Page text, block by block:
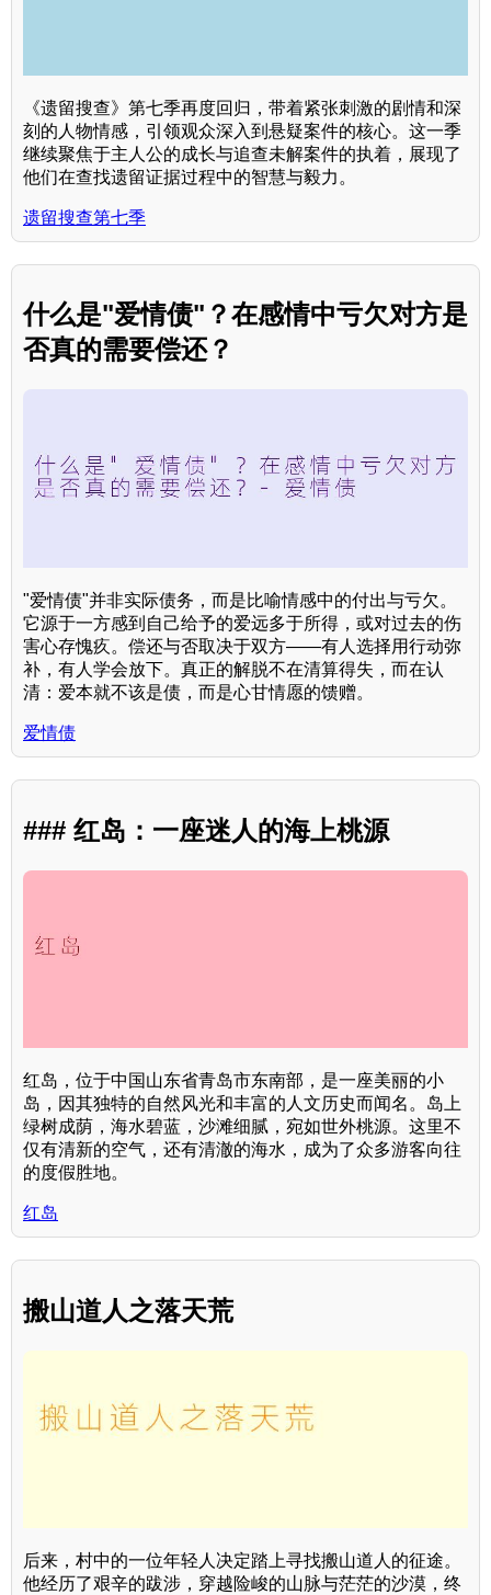
《遗留搜查》第七季再度回归，带着紧张刺激的剧情和深
刻的人物情感，引领观众深入到悬疑案件的核心。这一季
继续聚焦于主人公的成长与追查未解案件的执着，展现了
他们在查找遗留证据过程中的智慧与毅力。
遗留搜查第七季
什么是"爱情债"？在感情中亏欠对方是
否真的需要偿还？
"爱情债"并非实际债务，而是比喻情感中的付出与亏欠。
它源于一方感到自己给予的爱远多于所得，或对过去的伤
害心存愧疚。偿还与否取决于双方——有人选择用行动弥
补，有人学会放下。真正的解脱不在清算得失，而在认
清：爱本就不该是债，而是心甘情愿的馈赠。
爱情债
### 红岛：一座迷人的海上桃源
红岛，位于中国山东省青岛市东南部，是一座美丽的小
岛，因其独特的自然风光和丰富的人文历史而闻名。岛上
绿树成荫，海水碧蓝，沙滩细腻，宛如世外桃源。这里不
仅有清新的空气，还有清澈的海水，成为了众多游客向往
的度假胜地。
红岛
搬山道人之落天荒
后来，村中的一位年轻人决定踏上寻找搬山道人的征途。
他经历了艰辛的跋涉，穿越险峻的山脉与茫茫的沙漠，终